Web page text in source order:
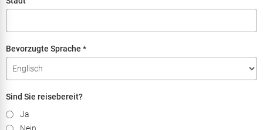
Bevorzugte Sprache *
Sind Sie reisebereit?
Ja